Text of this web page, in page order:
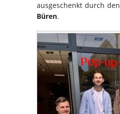
ausgeschenkt durch den
Büren.